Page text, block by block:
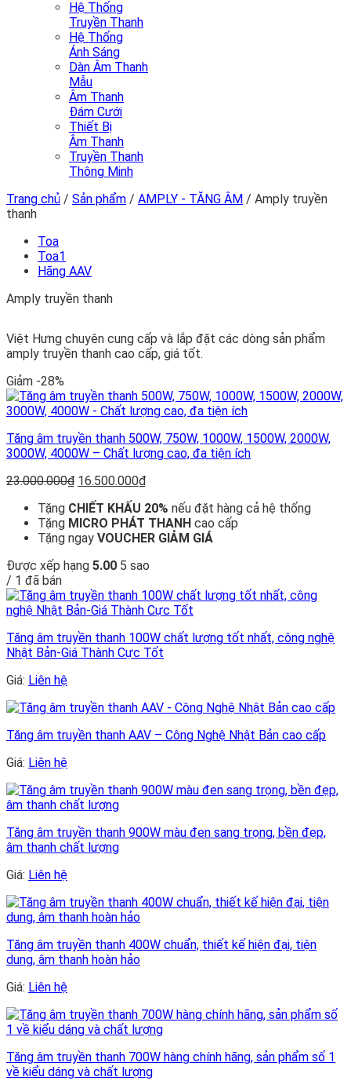
Hệ Thống
Truyền Thanh
Hệ Thống
Ánh Sáng
Dàn Âm Thanh
Mẫu
Âm Thanh
Đám Cưới
Thiết Bị
Âm Thanh
Truyền Thanh
Thông Minh
Trang chủ / Sản phẩm / AMPLY - TĂNG ÂM / Amply truyền
thanh
Toa
Toa1
Hãng AAV
Amply truyền thanh
Việt Hưng chuyên cung cấp và lắp đặt các dòng sản phẩm
amply truyền thanh cao cấp, giá tốt.
Giảm -28%
Tăng âm truyền thanh 500W, 750W, 1000W, 1500W, 2000W,
3000W, 4000W – Chất lượng cao, đa tiện ích
23.000.000₫ Giá
là:
23.000.000₫.
16.500.000₫Giá
tại
là:
16.500.000₫.
Tặng CHIẾT KHẤU 20% nếu đặt hàng cả hệ thống
Tặng MICRO PHÁT THANH cao cấp
Tặng ngay VOUCHER GIẢM GIÁ
Được xếp hạng 5.00 5 sao
/ 1 đã bán
Tăng âm truyền thanh 100W chất lượng tốt nhất, công nghệ
Nhật Bản-Giá Thành Cực Tốt
Giá: Liên hệ
Tăng âm truyền thanh AAV – Công Nghệ Nhật Bản cao cấp
Giá: Liên hệ
Tăng âm truyền thanh 900W màu đen sang trọng, bền đẹp,
âm thanh chất lượng
Giá: Liên hệ
Tăng âm truyền thanh 400W chuẩn, thiết kế hiện đại, tiện
dung, âm thanh hoàn hảo
Giá: Liên hệ
Tăng âm truyền thanh 700W hàng chính hãng, sản phẩm số 1
về kiểu dáng và chất lượng